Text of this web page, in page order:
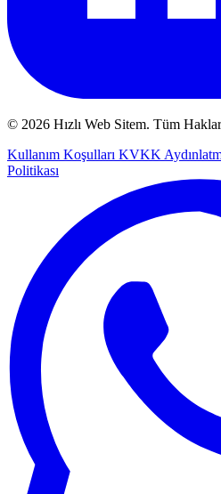
© 2026 Hızlı Web Sitem. Tüm
Kullanım Koşulları KVKK
Politikası